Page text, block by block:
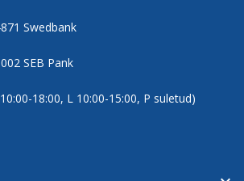
Swedbank
SEB Pank
18:00, L 10:00-15:00, P suletud)